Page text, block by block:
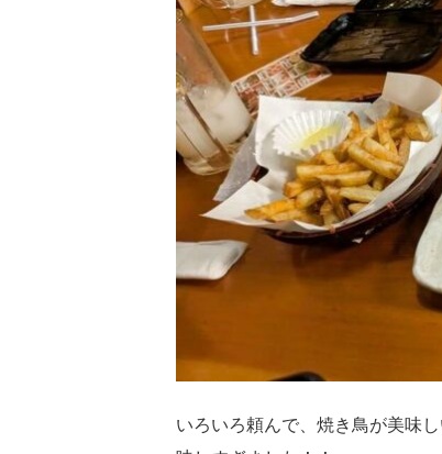
いろいろ頼んで、焼き鳥が美味